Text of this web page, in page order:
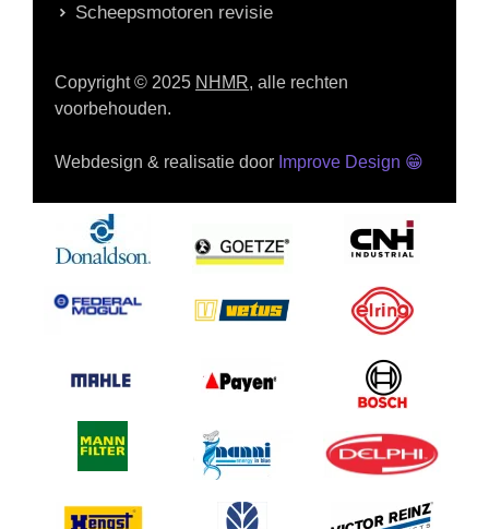
Scheepsmotoren revisie
Copyright © 2025 NHMR, alle rechten
voorbehouden.
Webdesign & realisatie door Improve Design 😁